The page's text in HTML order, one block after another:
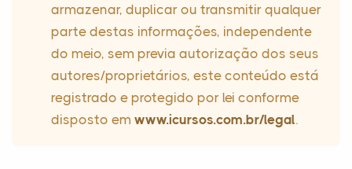
armazenar, duplicar ou transmitir qualquer
parte destas informações, independente
do meio, sem previa autorização dos seus
autores/proprietários, este conteúdo está
registrado e protegido por lei conforme
disposto em www.icursos.com.br/legal.